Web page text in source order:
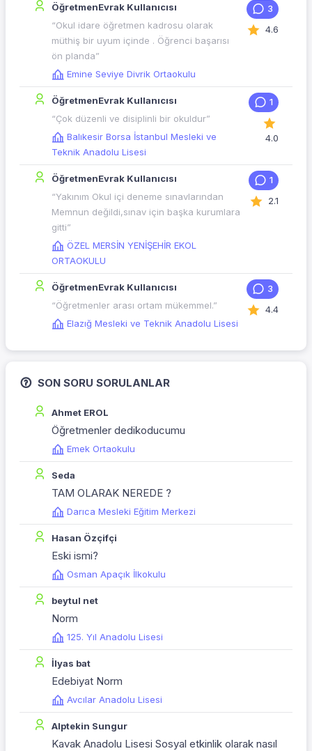
ÖğretmenEvrak Kullanıcısı
“Okul idare öğretmen kadrosu olarak
müthiş bir uyum içinde . Öğrenci başarısı
ön planda”
Emine Seviye Divrik Ortaokulu
3
4.6
ÖğretmenEvrak Kullanıcısı
“Çok düzenli ve disiplinli bir okuldur”
Balıkesir Borsa İstanbul Mesleki ve
Teknik Anadolu Lisesi
1
4.0
ÖğretmenEvrak Kullanıcısı
“Yakınım Okul içi deneme sınavlarından
Memnun değildi,sınav için başka kurumlara
gitti”
ÖZEL MERSİN YENİŞEHİR EKOL
ORTAOKULU
1
2.1
ÖğretmenEvrak Kullanıcısı
“Öğretmenler arası ortam mükemmel.”
Elazığ Mesleki ve Teknik Anadolu Lisesi
3
4.4
SON SORU SORULANLAR
Ahmet EROL
Öğretmenler dedikoducumu
Emek Ortaokulu
Seda
TAM OLARAK NEREDE ?
Darıca Mesleki Eğitim Merkezi
Hasan Özçifçi
Eski ismi?
Osman Apaçık İlkokulu
beytul net
Norm
125. Yıl Anadolu Lisesi
İlyas bat
Edebiyat Norm
Avcılar Anadolu Lisesi
Alptekin Sungur
Kavak Anadolu Lisesi Sosyal etkinlik olarak nasıl